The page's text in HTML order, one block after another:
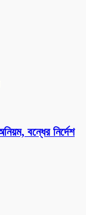
বন্ধের নির্দেশ